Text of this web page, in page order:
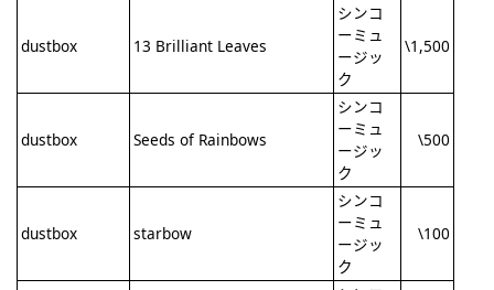
dustbox 13 Brilliant Leaves
シンコ
ーミュ
ージッ
ク
\1,500
dustbox Seeds of Rainbows
シンコ
ーミュ
ージッ
ク
\500
dustbox starbow
シンコ
ーミュ
ージッ
ク
\100